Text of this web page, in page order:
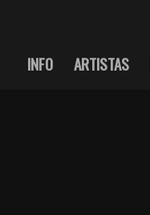
INFO ARTISTAS